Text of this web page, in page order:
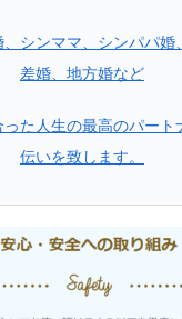
シンママ、 シンパパ婚、
差婚、地方婚など
た人生の最高のパート
伝いを致します。